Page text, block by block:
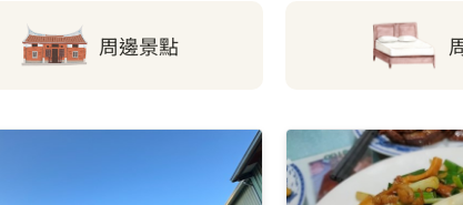
周邊景點